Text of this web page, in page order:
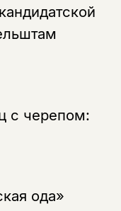
с черепом:
ода»
книги
указанный